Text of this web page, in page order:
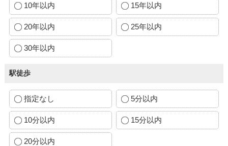
10年以内 15年以内
20年以内 25年以内
30年以内
駅徒歩
指定なし 5分以内
10分以内 15分以内
20分以内